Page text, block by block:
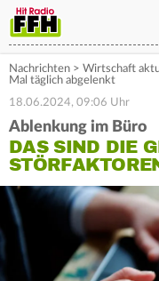
Nachrichten > Wirtschaft
Mal täglich abgelenkt
18.06.2024, 09:06 Uhr
Ablenkung im Büro
DAS SIND DIE
TÖRFAKTOREN